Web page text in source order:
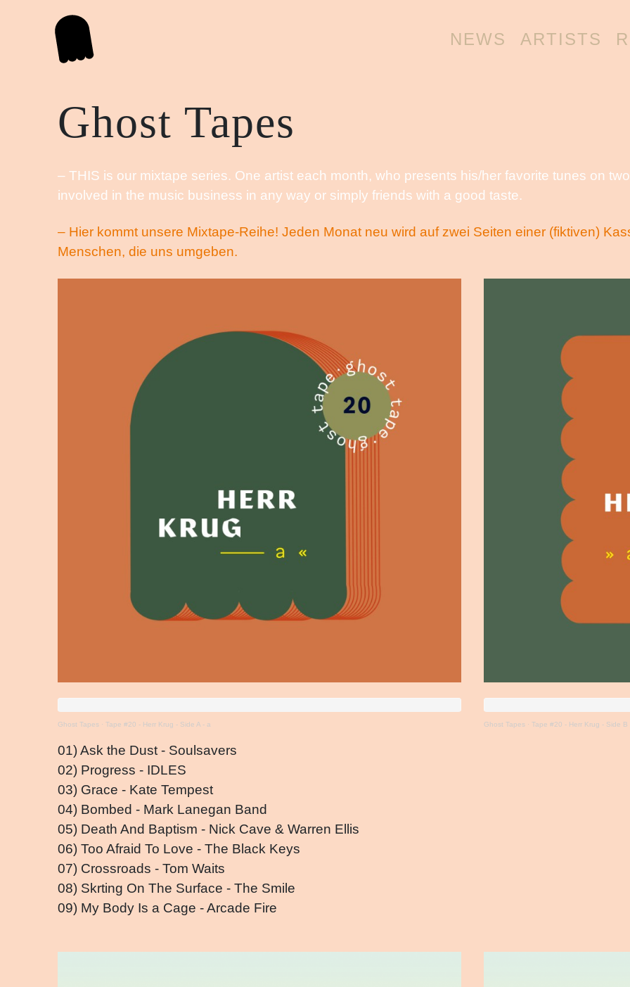
NEWS ARTISTS
Ghost Tapes
THIS is our mixtape series. One artist each month, who presents his/her favorite tunes on
involved in the music business in any way or simply friends with a good taste.
Hier kommt unsere Mixtape-Reihe! Jeden Monat neu wird auf zwei Seiten einer (fiktiven)
Menschen, die uns umgeben.
Ghost Tapes · Tape #20 - Herr Krug - Side A - a
01) Ask the Dust - Soulsavers
02) Progress - IDLES
03) Grace - Kate Tempest
04) Bombed - Mark Lanegan Band
05) Death And Baptism - Nick Cave & Warren Ellis
06) Too Afraid To Love - The Black Keys
07) Crossroads - Tom Waits
08) Skrting On The Surface - The Smile
09) My Body Is a Cage - Arcade Fire
Ghost Tapes · Tape #20 - Herr Krug - Side B